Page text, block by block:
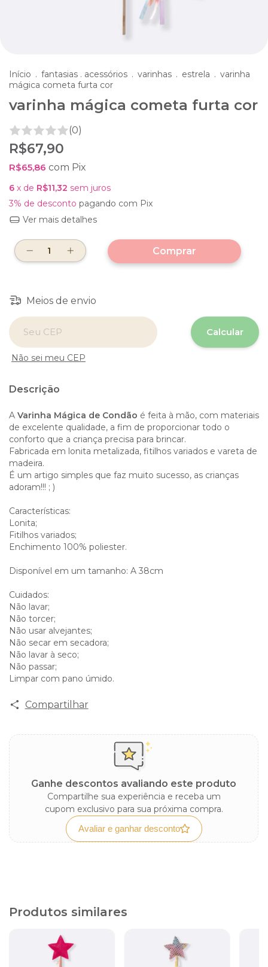
Início . fantasias . acessórios . varinhas . estrela . varinha
mágica cometa furta cor
varinha mágica cometa furta cor
(0)
R$67,90
R$65,86 com Pix
6 x de R$11,32 sem juros
3% de desconto pagando com Pix
Ver mais detalhes
Meios de envio
Entregas para o CEP:
Calcular
Não sei meu CEP
Descrição
A Varinha Mágica de Condão é feita à mão, com materiais
de excelente qualidade, a fim de proporcionar todo o
conforto que a criança precisa para brincar.
Fabricada em lonita metalizada, fitilhos variados e vareta de
madeira.
É um artigo simples que faz muito sucesso, as crianças
adoram!!! ; )
Características:
Lonita;
Fitilhos variados;
Enchimento 100% poliester.
Disponível em um tamanho: A 38cm
Cuidados:
Não lavar;
Não torcer;
Não usar alvejantes;
Não secar em secadora;
Não lavar à seco;
Não passar;
Limpar com pano úmido.
Compartilhar
Ganhe descontos avaliando este produto
Compartilhe sua experiência e receba um
cupom exclusivo para sua próxima compra.
Avaliar e ganhar desconto
Produtos similares